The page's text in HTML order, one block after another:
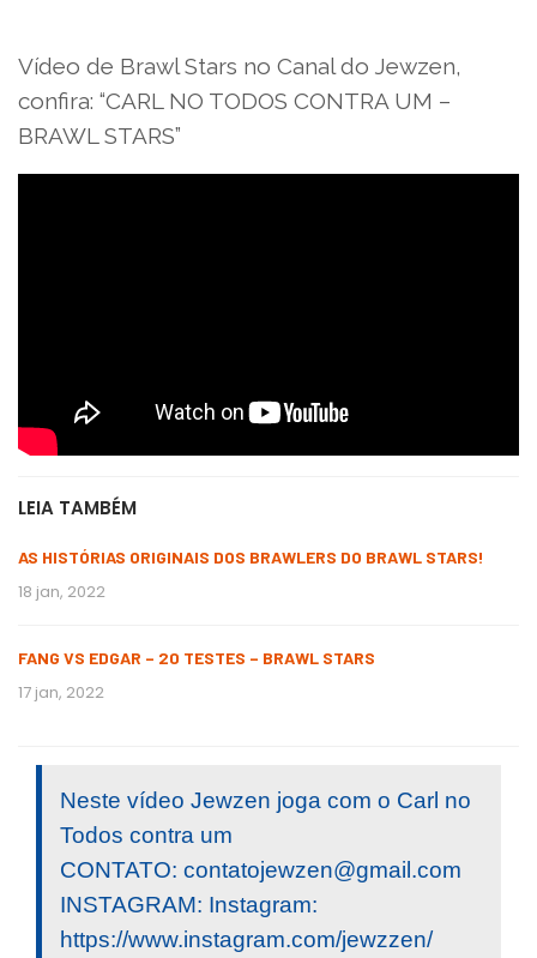
Vídeo de Brawl Stars no Canal do Jewzen,
confira: “CARL NO TODOS CONTRA UM –
BRAWL STARS”
LEIA TAMBÉM
AS HISTÓRIAS ORIGINAIS DOS BRAWLERS DO BRAWL STARS!
18 jan, 2022
FANG VS EDGAR – 20 TESTES – BRAWL STARS
17 jan, 2022
Neste vídeo Jewzen joga com o Carl no
Todos contra um
CONTATO: contatojewzen@gmail.com
INSTAGRAM: Instagram:
https://www.instagram.com/jewzzen/